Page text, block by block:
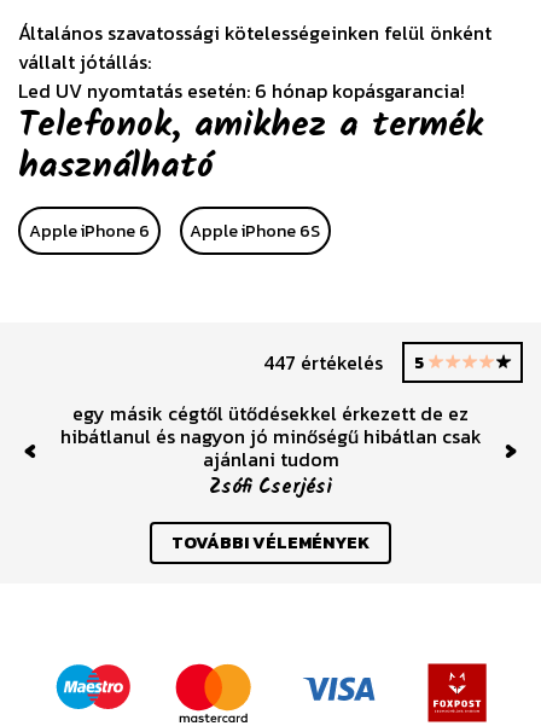
Általános szavatossági kötelességeinken felül önként
vállalt jótállás:
Led UV nyomtatás esetén: 6 hónap kopásgarancia!
Telefonok, amikhez a termék
használható
Apple iPhone 6 Apple iPhone 6S
447 értékelés 5
egy másik cégtől ütődésekkel érkezett de ez
hibátlanul és nagyon jó minőségű hibátlan csak
ajánlani tudom
Zsófi Cserjési
Previous
TOVÁBBI VÉLEMÉNYEK